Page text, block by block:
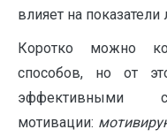
влияет на
Коротко можно
способов, но от
эффективными
мотивации: